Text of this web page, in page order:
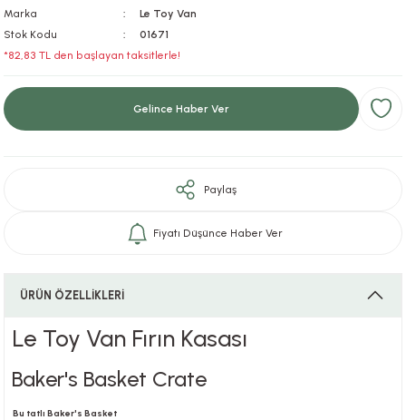
Aksesuarları
Marka
Le Toy Van
Stok Kodu
01671
*82,83 TL den başlayan taksitlerle!
Gelince Haber Ver
Paylaş
Fiyatı Düşünce Haber Ver
ÜRÜN ÖZELLİKLERİ
Le Toy Van Fırın Kasası
Baker's Basket Crate
Bu tatlı Baker's Basket